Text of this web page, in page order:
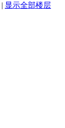
| 显示全部楼层